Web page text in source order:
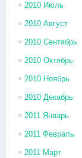
2010 Июль
2010 Август
2010 Сентябрь
2010 Октябрь
2010 Ноябрь
2010 Декабрь
2011 Январь
2011 Февраль
2011 Март